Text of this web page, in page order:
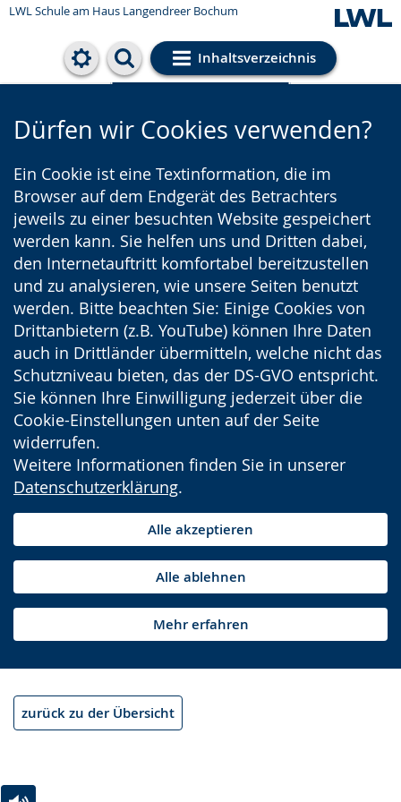
LWL Schule am Haus Langendreer Bochum
Inhaltsverzeichnis
Cookie-Einstellungen
Dürfen wir Cookies verwenden?
Ein Cookie ist eine Textinformation, die im
Browser auf dem Endgerät des Betrachters
jeweils zu einer besuchten Website gespeichert
werden kann. Sie helfen uns und Dritten dabei,
den Internetauftritt komfortabel bereitzustellen
und zu analysieren, wie unsere Seiten benutzt
werden. Bitte beachten Sie: Einige Cookies von
Drittanbietern (z.B. YouTube) können Ihre Daten
auch in Drittländer übermitteln, welche nicht das
Schutzniveau bieten, das der DS-GVO entspricht.
Sie können Ihre Einwilligung jederzeit über die
Cookie-Einstellungen unten auf der Seite
widerrufen.
Weitere Informationen finden Sie in unserer
Datenschutzerklärung.
Alle akzeptieren
Alle ablehnen
Mehr erfahren
zurück zu der Übersicht